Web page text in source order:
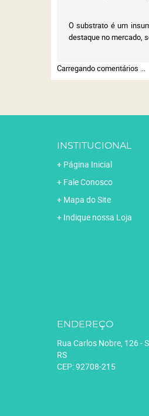
O substrato é um
destaque no mercado,
Carregando comentários ...
INSTITUCIONAL
Página Inicial
Fale Conosco
Mapa do Site
Indique nossa Loja
ENDEREÇO
Rua Carlos Nobre, 126-
RS
CEP: 92708-215